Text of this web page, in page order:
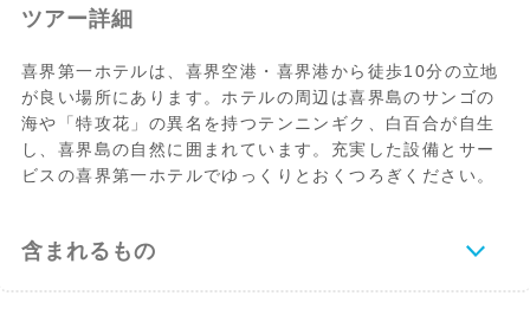
ツアー詳細
喜界第一ホテルは、喜界空港・喜界港から徒歩10分の立地
が良い場所にあります。ホテルの周辺は喜界島のサンゴの
海や「特攻花」の異名を持つテンニンギク、白百合が自生
し、喜界島の自然に囲まれています。充実した設備とサー
ビスの喜界第一ホテルでゆっくりとおくつろぎください。
含まれるもの